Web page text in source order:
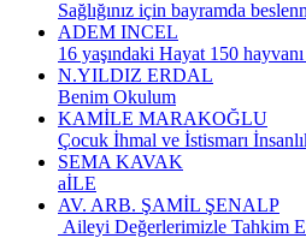
Sağlığınız için bayramda
ADEM INCEL
16 yaşındaki Hayat 150
N.YILDIZ ERDAL
Benim Okulum
KAMİLE MARAKOĞLU
Çocuk İhmal ve İstismarı
SEMA KAVAK
aİLE
AV. ARB. ŞAMİL ŞENALP
Aileyi Değerlerimizle Tahkim